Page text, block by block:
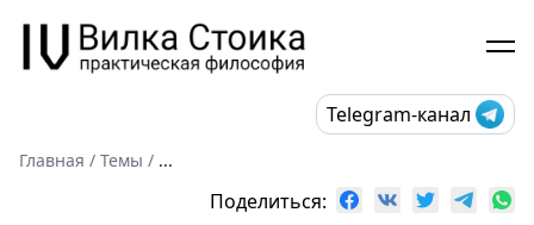
Telegram-канал
Главная / Темы / ...
Поделиться: